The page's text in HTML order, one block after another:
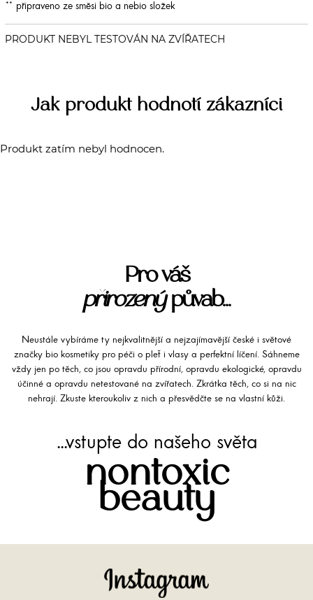
** připraveno ze směsi bio a nebio složek
Jak produkt hodnotí zákazníci
Produkt zatím nebyl hodnocen.
Pro váš
přirozenýpůvab...
Neustále vybíráme ty nejkvalitnější a nejzajímavější české i světové
značky bio kosmetiky pro péči o pleť i vlasy a perfektní líčení. Sáhneme
vždy jen po těch, co jsou opravdu přírodní, opravdu ekologické, opravdu
účinné a opravdu netestované na zvířatech. Zkrátka těch, co si na nic
nehrají. Zkuste kteroukoliv z nich a přesvědčte se na vlastní kůži.
...vstupte do našeho světa
nontoxic
beauty